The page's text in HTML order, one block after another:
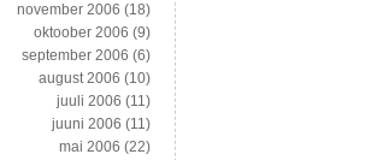
november 2006 (18)
oktoober 2006 (9)
september 2006 (6)
august 2006 (10)
juuli 2006 (11)
juuni 2006 (11)
mai 2006 (22)